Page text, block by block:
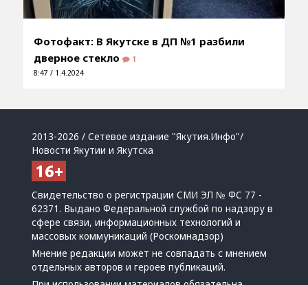
Фотофакт: В Якутске в ДП №1 разбили
дверное стекло
1
8:47 / 1.4.2024
2013-2026 / Сетевое издание "Якутия.Инфо"/
Новости Якутии и Якутска
Свидетельство о регистрации СМИ ЭЛ № ФС 77 -
62371. Выдано Федеральной службой по надзору в
сфере связи, информационных технологий и
массовых коммуникаций (Роскомнадзор)
Мнение редакции может не совпадать с мнением
отдельных авторов и героев публикаций.